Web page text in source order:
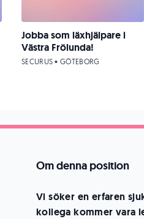
Om denna position
Vi söker en erfaren
kollega kommer vara
Jobba som läxhjälpare i
Västra Frölunda!
SECURUS • GÖTEBORG